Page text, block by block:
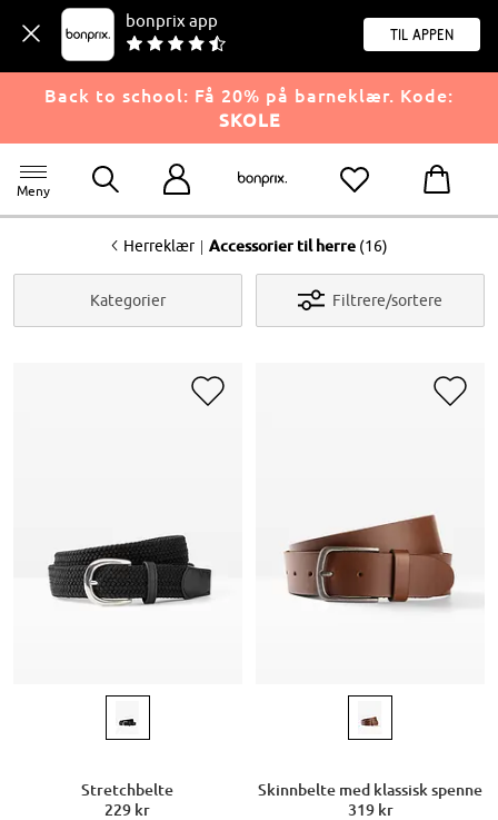
bonprix app
til appen
Back to school: Få 20% på barneklær. Kode:
SKOLE
Meny
<Herreklær | Accessorier til herre (16)
Kategorier Filtrere/sortere
Stretchbelte
229 kr
Skinnbelte med klassisk spenne
319 kr